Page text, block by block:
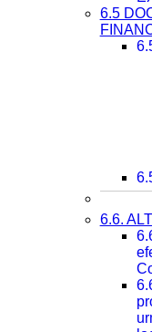
6.5
6.6.